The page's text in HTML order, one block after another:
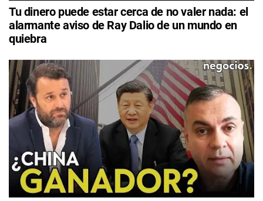
Tu dinero puede estar cerca de no valer nada: el
alarmante aviso de Ray Dalio de un mundo en
quiebra